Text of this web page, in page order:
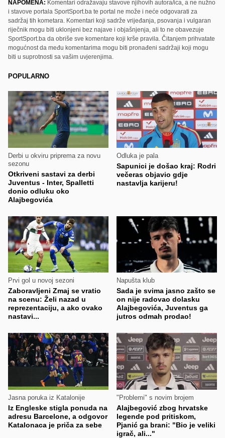
NAPOMENA: Komentari odražavaju stavove njihovih autora/ica, a ne nužno
i stavove portala SportSport.ba te portal ne može i neće odgovarati za
sadržaj tih kometara. Komentari koji sadrže vrijeđanja, psovanja i vulgaran
riječnik mogu biti uklonjeni bez najave i objašnjenja, ali to ne obavezuje
SportSport.ba da obriše sve komentare koji krše pravila. Čitanjem prihvatate
mogućnost da među komentarima mogu biti pronađeni sadržaji koji mogu
biti u suprotnosti sa vašim uvjerenjima.
POPULARNO
Derbi u okviru priprema za novu
sezonu
Otkriveni sastavi za derbi
Juventus - Inter, Spalletti
donio odluku oko
Alajbegovića
Odluka je pala
Sapunici je došao kraj: Rodri
večeras objavio gdje
nastavlja karijeru!
Prvi gol u novoj sezoni
Zaboravljeni Zmaj se vratio
na scenu: Želi nazad u
reprezentaciju, a ako ovako
nastavi...
Napušta klub
Sada je svima jasno zašto se
on nije radovao dolasku
Alajbegovića, Juventus ga
jutros odmah prodao!
Jasna poruka iz Katalonije
Iz Engleske stigla ponuda na
adresu Barcelone, a odgovor
Katalonaca je priča za sebe
"Problemi" s novim brojem
Alajbegović zbog hrvatske
legende pod pritiskom,
Pjanić ga brani: "Bio je veliki
igrač, ali..."